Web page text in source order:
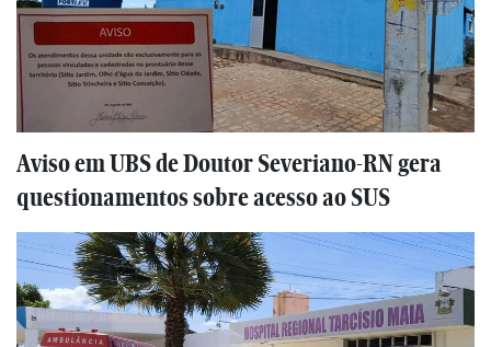
Aviso em UBS de Doutor Severiano-RN gera
questionamentos sobre acesso ao SUS